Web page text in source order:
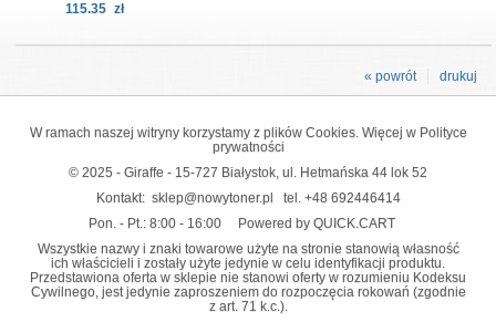
115.35 zł
drukuj
« powrót
W ramach naszej witryny korzystamy z plików Cookies. Więcej w Polityce
prywatności
© 2025 - Giraffe - 15-727 Białystok, ul. Hetmańska 44 lok 52
Kontakt: sklep@nowytoner.pl tel. +48 692446414
Pon. - Pt.: 8:00 - 16:00
Powered by QUICK.CART
Wszystkie nazwy i znaki towarowe użyte na stronie stanowią własność
ich właścicieli i zostały użyte jedynie w celu identyfikacji produktu.
Przedstawiona oferta w sklepie nie stanowi oferty w rozumieniu Kodeksu
Cywilnego, jest jedynie zaproszeniem do rozpoczęcia rokowań (zgodnie
z art. 71 k.c.).